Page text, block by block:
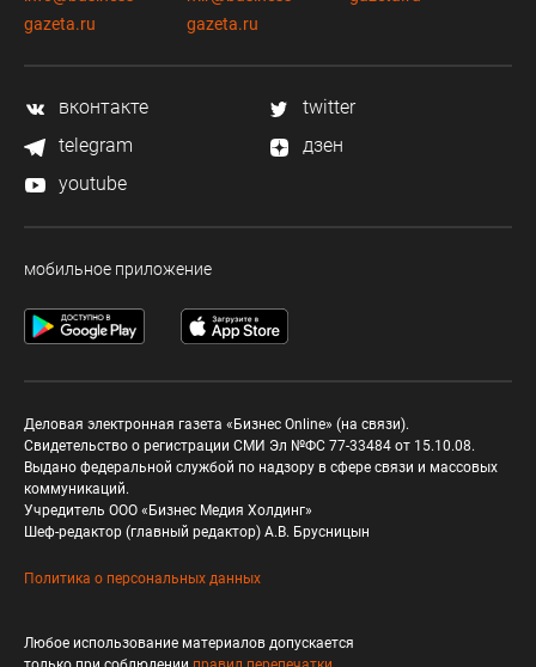
gazeta.ru
gazeta.ru
вконтакте
twitter
telegram
дзен
youtube
мобильное приложение
Деловая электронная газета «Бизнес Online» (на связи).
Свидетельство о регистрации СМИ Эл №ФС 77-33484 от 15.10.08.
Выдано федеральной службой по надзору в сфере связи и массовых
коммуникаций.
Учредитель ООО «Бизнес Медия Холдинг»
Шеф-редактор (главный редактор) А.В. Брусницын
Политика о персональных данных
Любое использование материалов допускается